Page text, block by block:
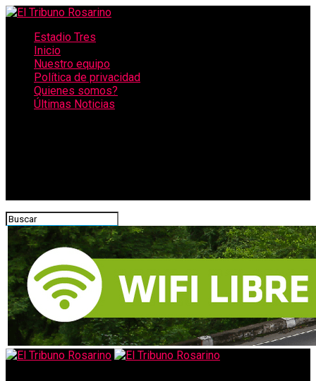
Estadio Tres
Inicio
Nuestro equipo
Política de privacidad
Quienes somos?
Últimas Noticias